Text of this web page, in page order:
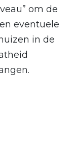
om de
eventuele
in de